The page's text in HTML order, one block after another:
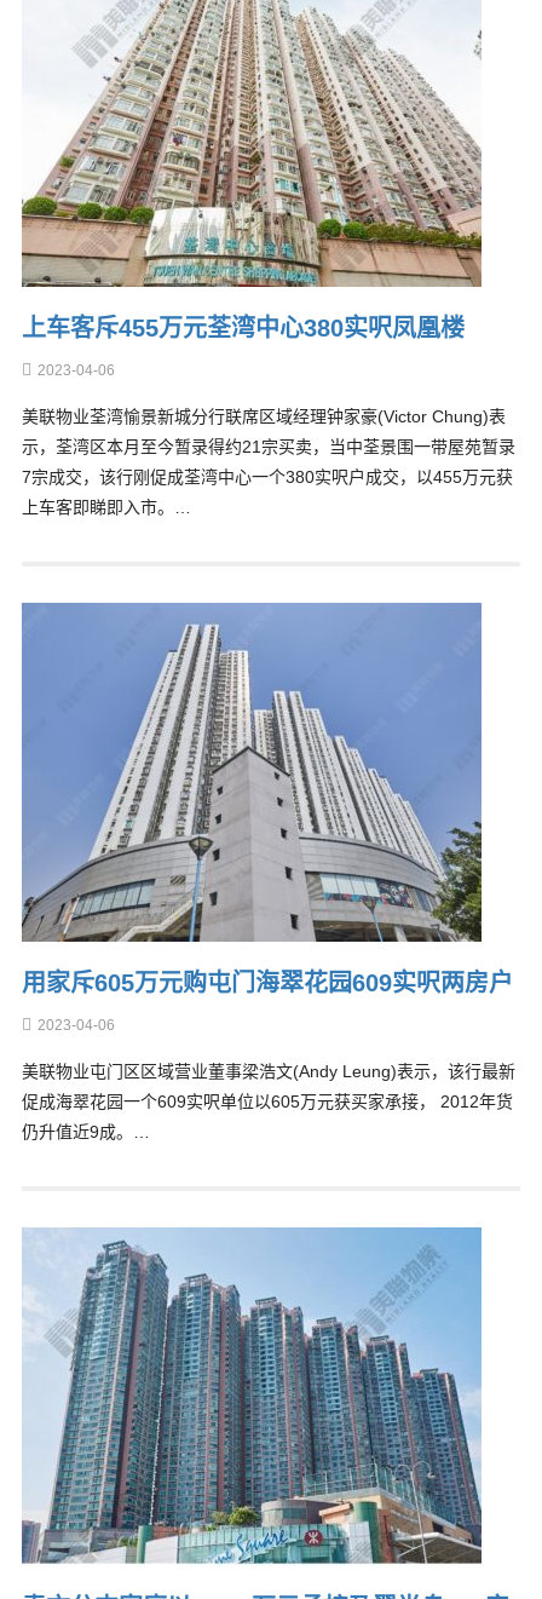
上车客斥455万元荃湾中心380实呎凤凰楼
2023-04-06
美联物业荃湾愉景新城分行联席区域经理钟家豪(Victor Chung)表
示，荃湾区本月至今暂录得约21宗买卖，当中荃景围一带屋苑暂录
7宗成交，该行刚促成荃湾中心一个380实呎户成交，以455万元获
上车客即睇即入市。…
用家斥605万元购屯门海翠花园609实呎两房户
2023-04-06
美联物业屯门区区域营业董事梁浩文(Andy Leung)表示，该行最新
促成海翠花园一个609实呎单位以605万元获买家承接， 2012年货
仍升值近9成。…